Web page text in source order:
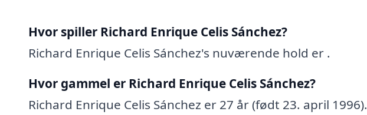
Hvor spiller Richard Enrique Celis Sánchez?
Richard Enrique Celis Sánchez's nuværende hold er .
Hvor gammel er Richard Enrique Celis Sánchez?
Richard Enrique Celis Sánchez er 27 år (født 23. april 1996).